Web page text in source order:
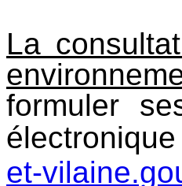
La
formuler
et-